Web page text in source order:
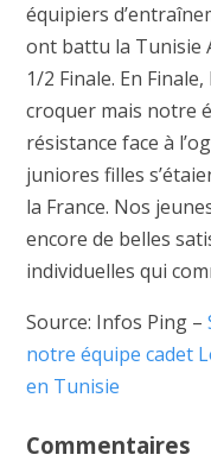
équipiers
ont battu la Tunisie
1/2 Finale. En
croquer mais notre
résistance face à
juniores filles
la France. Nos
encore de belles
individuelles qui
Source: Infos Ping –
notre équipe cadet
en Tunisie
Commentaires